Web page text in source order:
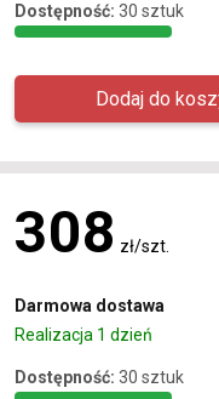
Dostępność: 30 sztuk
308 zł/szt.
Darmowa dostawa
Realizacja 1 dzień
Dostępność: 30 sztuk